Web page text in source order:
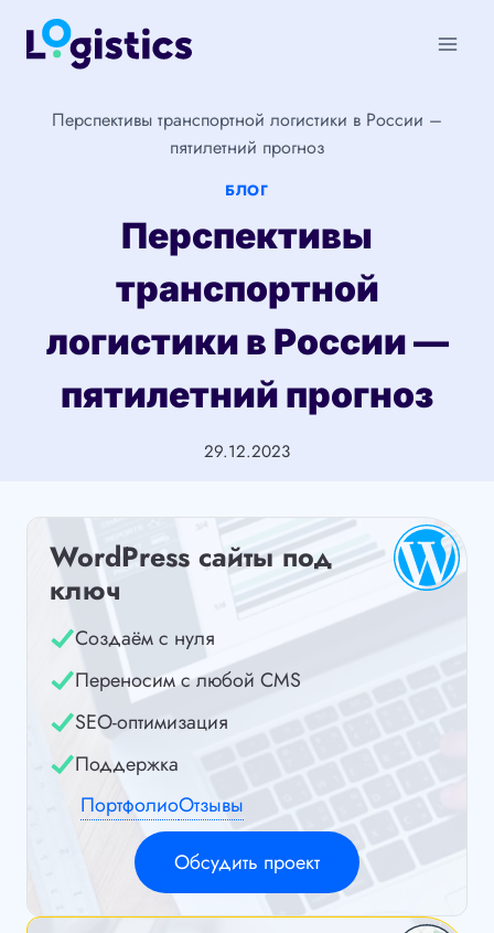
Перейти
Перспективы транспортной логистики в России –
пятилетний прогноз
БЛОГ
Перспективы
транспортной
логистики в России —
пятилетний прогноз
29.12.2023
WordPress сайты под
ключ
Создаём с нуля
Переносим с любой CMS
SEO-оптимизация
Поддержка
ПортфолиоОтзывы
Обсудить проект